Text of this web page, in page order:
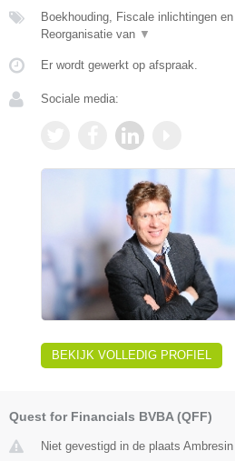
Boekhouding, Fiscale inlichtingen
Reorganisatie van ▼
Er wordt gewerkt op afspraak.
Sociale media:
BEKIJK VOLLEDIG PROFIEL
Quest for Financials BVBA (QFF)
Niet gevestigd in de plaats